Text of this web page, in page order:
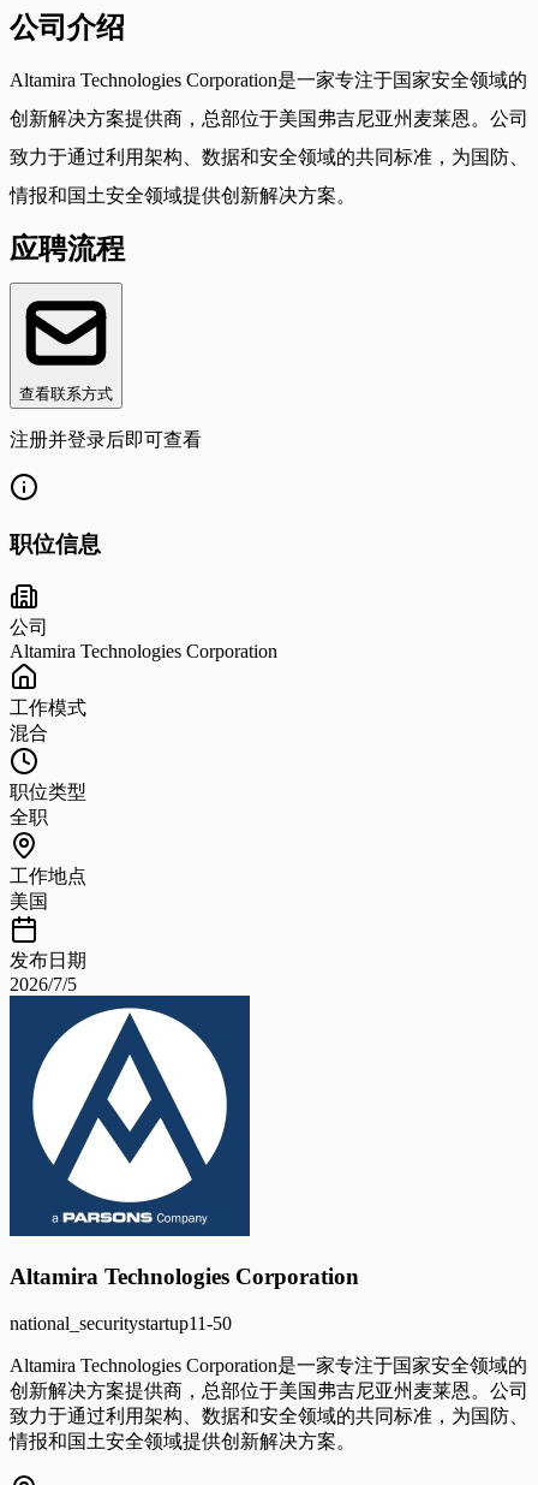
公司介绍
Altamira Technologies Corporation是一家专注于国家安全领域的
创新解决方案提供商，总部位于美国弗吉尼亚州麦莱恩。公司
致力于通过利用架构、数据和安全领域的共同标准，为国防、
情报和国土安全领域提供创新解决方案。
应聘流程
查看联系方式
注册并登录后即可查看
职位信息
公司
Altamira Technologies Corporation
工作模式
混合
职位类型
全职
工作地点
美国
发布日期
2026/7/5
Altamira Technologies Corporation
national_securitystartup11-50
Altamira Technologies Corporation是一家专注于国家安全领域的
创新解决方案提供商，总部位于美国弗吉尼亚州麦莱恩。公司
致力于通过利用架构、数据和安全领域的共同标准，为国防、
情报和国土安全领域提供创新解决方案。